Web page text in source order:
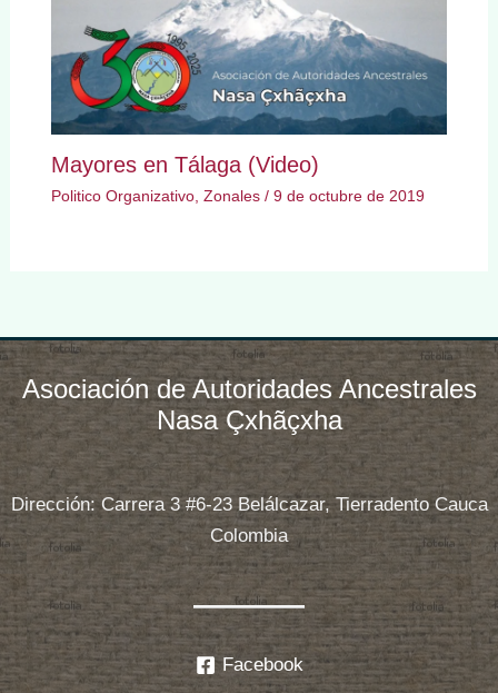
Mayores en Tálaga (Video)
Politico Organizativo, Zonales/ 9 de octubre de 2019
Asociación de Autoridades Ancestrales
Nasa Çxhãçxha
Dirección: Carrera 3 #6-23 Belálcazar, Tierradento Cauca
Colombia
Facebook